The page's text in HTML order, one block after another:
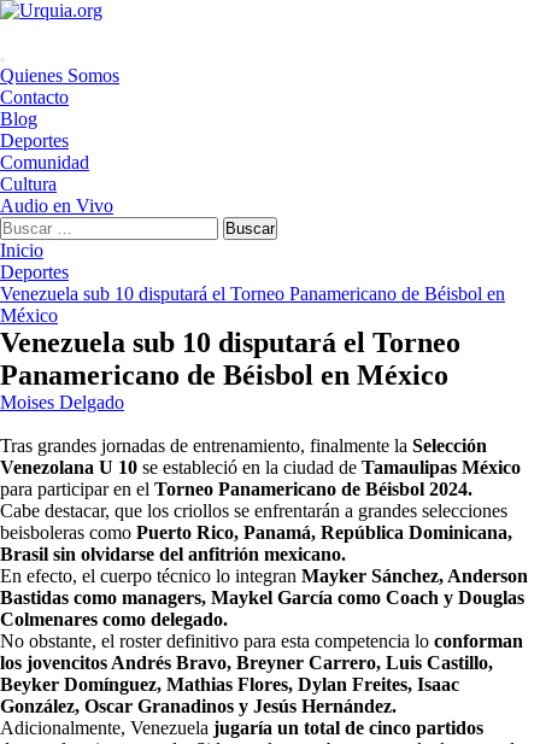
Saltar
Menú
principal
Quienes Somos
Contacto
Blog
Deportes
Comunidad
Cultura
Audio en Vivo
Buscar:
Inicio
Deportes
Venezuela sub 10 disputará el Torneo Panamericano de Béisbol en
México
Venezuela sub 10 disputará el Torneo
Panamericano de Béisbol en México
Moises Delgado
Tras grandes jornadas de entrenamiento, finalmente la Selección
Venezolana U 10 se estableció en la ciudad de Tamaulipas México
para participar en el Torneo Panamericano de Béisbol 2024.
Cabe destacar, que los criollos se enfrentarán a grandes selecciones
beisboleras como Puerto Rico, Panamá, República Dominicana,
Brasil sin olvidarse del anfitrión mexicano.
En efecto, el cuerpo técnico lo integran Mayker Sánchez, Anderson
Bastidas como managers, Maykel García como Coach y Douglas
Colmenares como delegado.
No obstante, el roster definitivo para esta competencia lo conforman
los jovencitos Andrés Bravo, Breyner Carrero, Luis Castillo,
Beyker Domínguez, Mathias Flores, Dylan Freites, Isaac
González, Oscar Granadinos y Jesús Hernández.
Adicionalmente, Venezuela jugaría un total de cinco partidos